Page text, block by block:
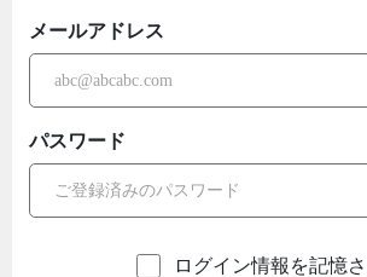
メールアドレス
パスワード
ログイン情報を記憶